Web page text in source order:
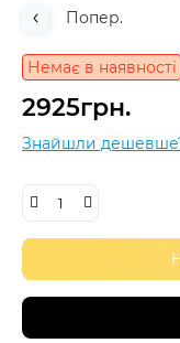
Попер.
Немає в наявності
2925грн.
Знайшли